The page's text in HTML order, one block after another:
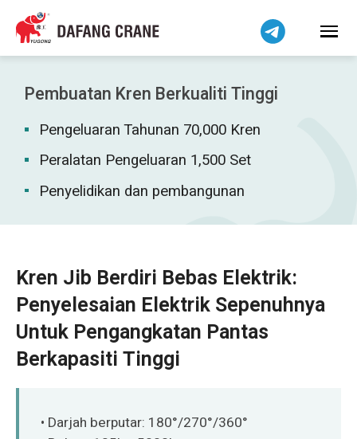
Pembuatan Kren Berkualiti Tinggi
Pengeluaran Tahunan 70,000 Kren
Peralatan Pengeluaran 1,500 Set
Penyelidikan dan pembangunan
Kren Jib Berdiri Bebas Elektrik:
Penyelesaian Elektrik Sepenuhnya
Untuk Pengangkatan Pantas
Berkapasiti Tinggi
• Darjah berputar: 180°/270°/360°
हिन्दी
Bahasa Indonesia
Tiếng Việt
简体中文
فارسی
Pilipino
اردو
Kiswahili
Dansk
Norsk
O‘zbekcha